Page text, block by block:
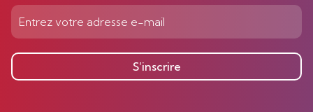
S’inscrire